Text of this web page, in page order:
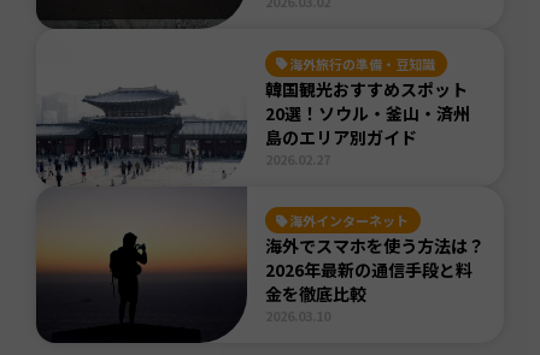
海外旅行の準備・豆知識
韓国観光おすすめスポット
20選！ソウル・釜山・済州
島のエリア別ガイド
海外インターネット
海外でスマホを使う方法は？
2026年最新の通信手段と料
金を徹底比較